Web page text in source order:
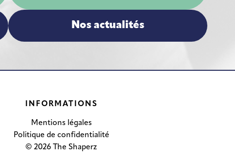
Nos actualités
INFORMATIONS
Mentions légales
Politique de confidentialité
© 2026 The Shaperz